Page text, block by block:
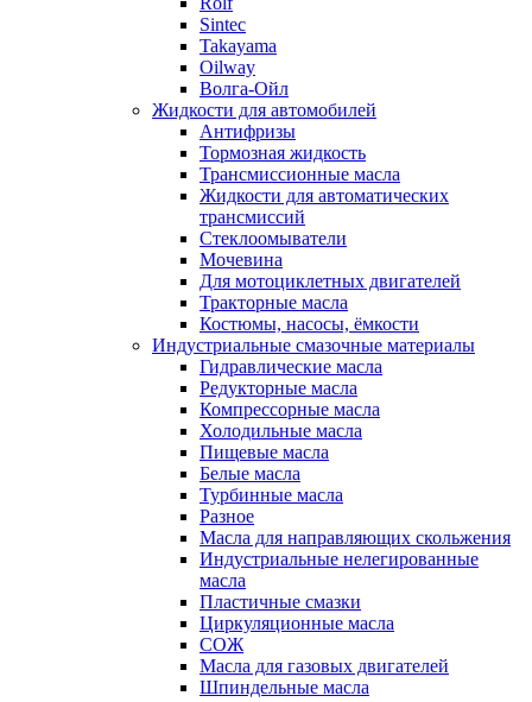
Sintec
Takayama
Oilway
Волга-Ойл
Жидкости для автомобилей
Антифризы
Тормозная жидкость
Трансмиссионные масла
Жидкости для автоматических
трансмиссий
Стеклоомыватели
Мочевина
Для мотоциклетных двигателей
Тракторные масла
Костюмы, насосы, ёмкости
Индустриальные смазочные материалы
Гидравлические масла
Редукторные масла
Компрессорные масла
Холодильные масла
Пищевые масла
Белые масла
Турбинные масла
Разное
Масла для направляющих скольжения
Индустриальные нелегированные
масла
Пластичные смазки
Циркуляционные масла
СОЖ
Масла для газовых двигателей
Шпиндельные масла